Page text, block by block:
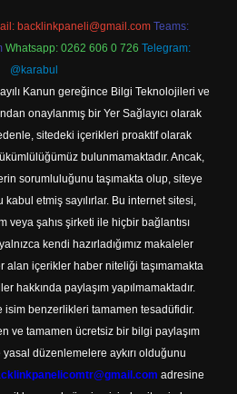
backlinkpaneli@gmail.com Teams:
Whatsapp: 0262 606 0 726 Telegram:
@karabul
Kanun gereğince Bilgi Teknolojileri ve
onaylanmış bir Yer Sağlayıcı olarak
sitedeki içerikleri proaktif olarak
bulunmamaktadır. Ancak,
sorumluluğunu taşımakta olup, siteye
etmiş sayılırlar. Bu internet sitesi,
veya şahıs şirketi ile hiçbir bağlantısı
kendi hazırladığımız makaleler
alan içerikler haber niteliği taşımamakta
hakkında paylaşım yapılmamaktadır.
isim benzerlikleri tamamen tesadüfidir.
ve tamamen ücretsiz bir bilgi paylaşım
düzenlemelere aykırı olduğunu
adresine